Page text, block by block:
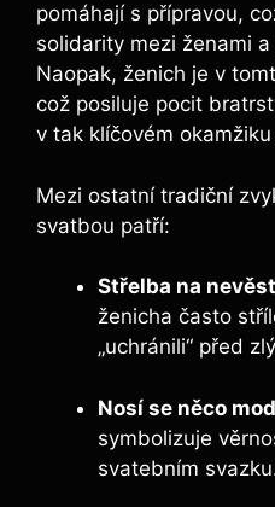
pomáhají s přípravou,
solidarity mezi ženami
Naopak, ženich je v
což posiluje pocit
v tak klíčovém
Mezi ostatní tradiční
svatbou patří:
Střelba na
ženicha často
„uchránili“ před
Nosí se něco
symbolizuje
svatebním